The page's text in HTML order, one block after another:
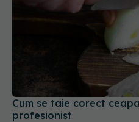
Cum se taie corect
profesionist